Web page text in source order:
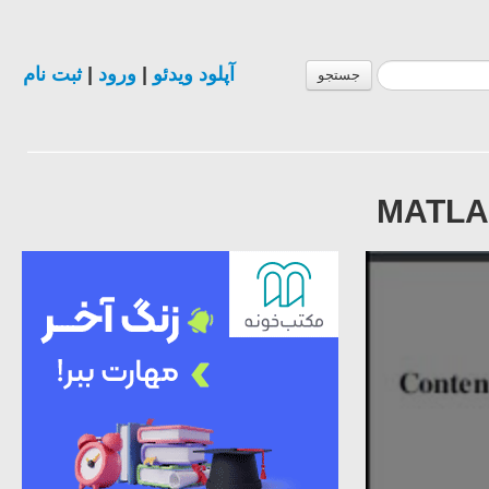
جستجو آپلود ویدئو ورود |ثبت نام